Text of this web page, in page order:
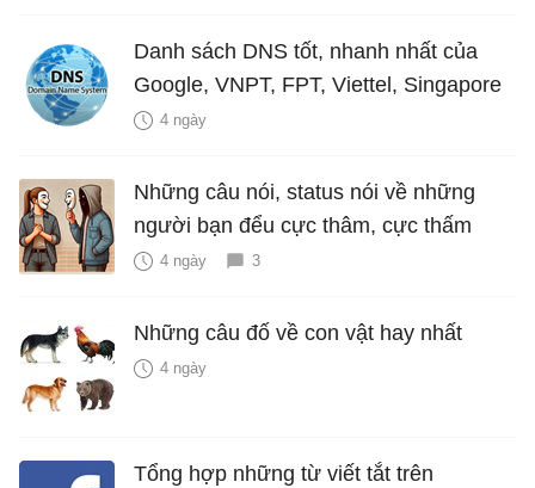
Danh sách DNS tốt, nhanh nhất của
Google, VNPT, FPT, Viettel, Singapore
4 ngày
Những câu nói, status nói về những
người bạn đểu cực thâm, cực thấm
4 ngày 3
Những câu đố về con vật hay nhất
4 ngày
Tổng hợp những từ viết tắt trên